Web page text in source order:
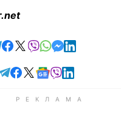
отправить в Telegram
поделиться в Facebook
поделиться в X
отправить в Viber
отправить в
отправить
Читайте в Telegram
Читайте в Facebook
Читайте в X
Читайте в
Читайте в
Читайте